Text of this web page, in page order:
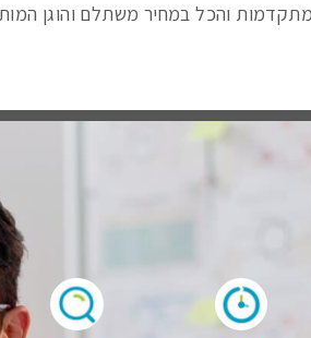
והכל במחיר משתלם והוגן